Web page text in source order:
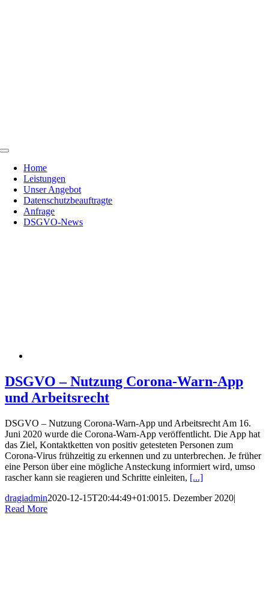
Toggle
NavigationHome
Leistungen
Unser Angebot
Datenschutzbeauftragte
Anfrage
DSGVO-News
DSGVO – Nutzung Corona-Warn-App
und Arbeitsrecht
DSGVO – Nutzung Corona-Warn-App und Arbeitsrecht Am 16.
Juni 2020 wurde die Corona-Warn-App veröffentlicht. Die App hat
das Ziel, Kontaktketten von positiv getesteten Personen zum
Corona-Virus frühzeitig zu erkennen und zu unterbrechen. Je früher
eine Person über eine mögliche Ansteckung informiert wird, umso
rascher kann sie reagieren und Schritte einleiten, [...]
dragiadmin2020-12-15T20:44:49+01:0015. Dezember 2020|
Read More